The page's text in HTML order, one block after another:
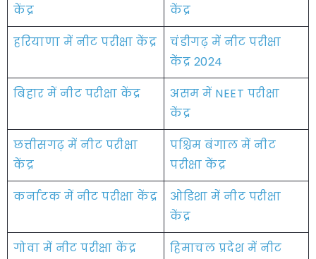
केंद्र
केंद्र
हरियाणा में नीट परीक्षा केंद्र
चंडीगढ़ में नीट परीक्षा
केंद्र 2024
बिहार में नीट परीक्षा केंद्र
असम में NEET परीक्षा
केंद्र
छत्तीसगढ़ में नीट परीक्षा
केंद्र
पश्चिम बंगाल में नीट
परीक्षा केंद्र
कर्नाटक में नीट परीक्षा केंद्र
ओडिशा में नीट परीक्षा
केंद्र
गोवा में नीट परीक्षा केंद्र
हिमाचल प्रदेश में नीट